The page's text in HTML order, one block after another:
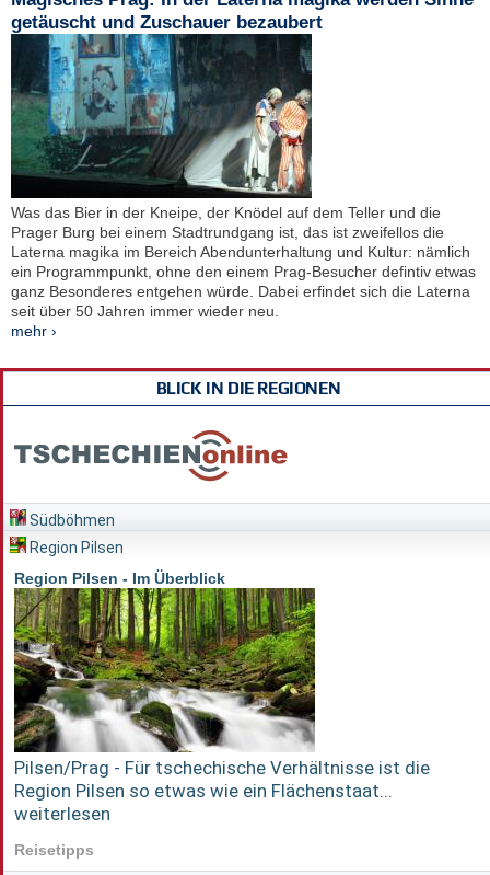
getäuscht und Zuschauer bezaubert
Was das Bier in der Kneipe, der Knödel auf dem Teller und die
Prager Burg bei einem Stadtrundgang ist, das ist zweifellos die
Laterna magika im Bereich Abendunterhaltung und Kultur: nämlich
ein Programmpunkt, ohne den einem Prag-Besucher defintiv etwas
ganz Besonderes entgehen würde. Dabei erfindet sich die Laterna
seit über 50 Jahren immer wieder neu.
mehr ›
BLICK IN DIE REGIONEN
Südböhmen
Region Pilsen
Region Pilsen - Im Überblick
Pilsen/Prag - Für tschechische Verhältnisse ist die
Region Pilsen so etwas wie ein Flächenstaat...
weiterlesen
Reisetipps